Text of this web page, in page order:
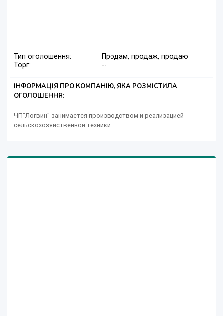
Тип оголошення:
Продам, продаж, продаю
Торг:
--
ІНФОРМАЦІЯ ПРО КОМПАНІЮ, ЯКА РОЗМІСТИЛА
ОГОЛОШЕННЯ:
ЧП"Логвин" занимается производством и реализацией
сельскохозяйственной техники